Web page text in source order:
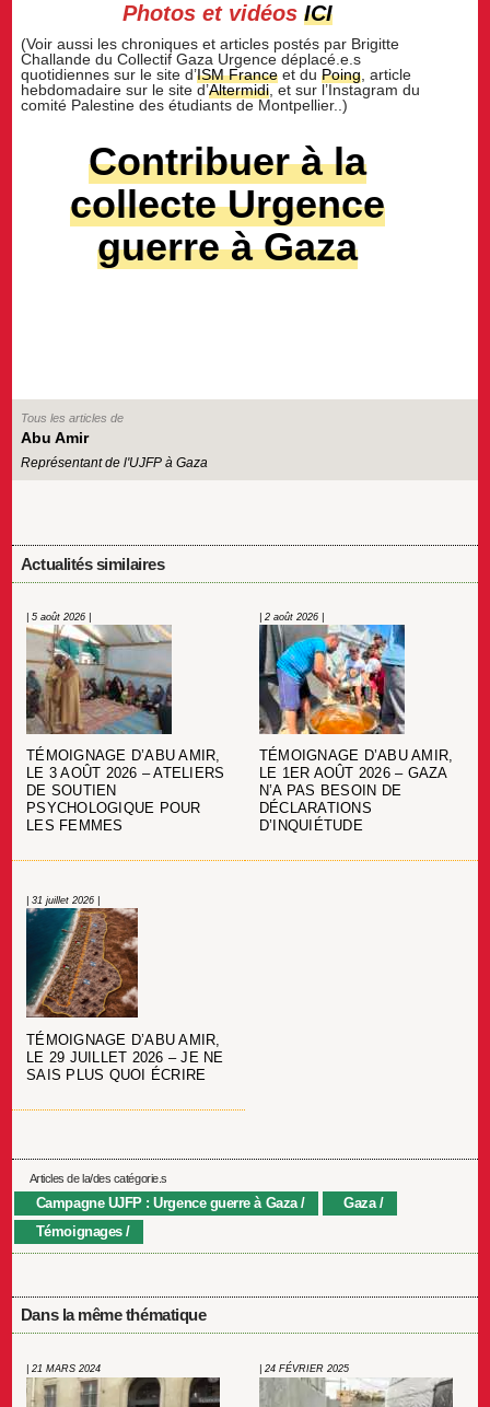
Photos et vidéos ICI
(Voir aussi les chroniques et articles postés par Brigitte
Challande du Collectif Gaza Urgence déplacé.e.s
quotidiennes sur le site d’ISM France et duPoing , article
hebdomadaire sur le site d’Altermidi , et sur l’Instagram du
comité Palestine des étudiants de Montpellier..)
Contribuer à la
collecte Urgence
guerre à Gaza
Tous les articles de
Abu Amir
Représentant de l'UJFP à Gaza
Actualités similaires
| 5 août 2026 |
TÉMOIGNAGE D’ABU AMIR,
LE 3 AOÛT 2026 – ATELIERS
DE SOUTIEN
PSYCHOLOGIQUE POUR
LES FEMMES
| 2 août 2026 |
TÉMOIGNAGE D’ABU AMIR,
LE 1ER AOÛT 2026 – GAZA
N’A PAS BESOIN DE
DÉCLARATIONS
D’INQUIÉTUDE
| 31 juillet 2026 |
TÉMOIGNAGE D’ABU AMIR,
LE 29 JUILLET 2026 – JE NE
SAIS PLUS QUOI ÉCRIRE
Articles de la/des catégorie.s
Campagne UJFP : Urgence guerre à Gaza
Gaza
Témoignages
Dans la même thématique
| 21 MARS 2024 | 24 FÉVRIER 2025